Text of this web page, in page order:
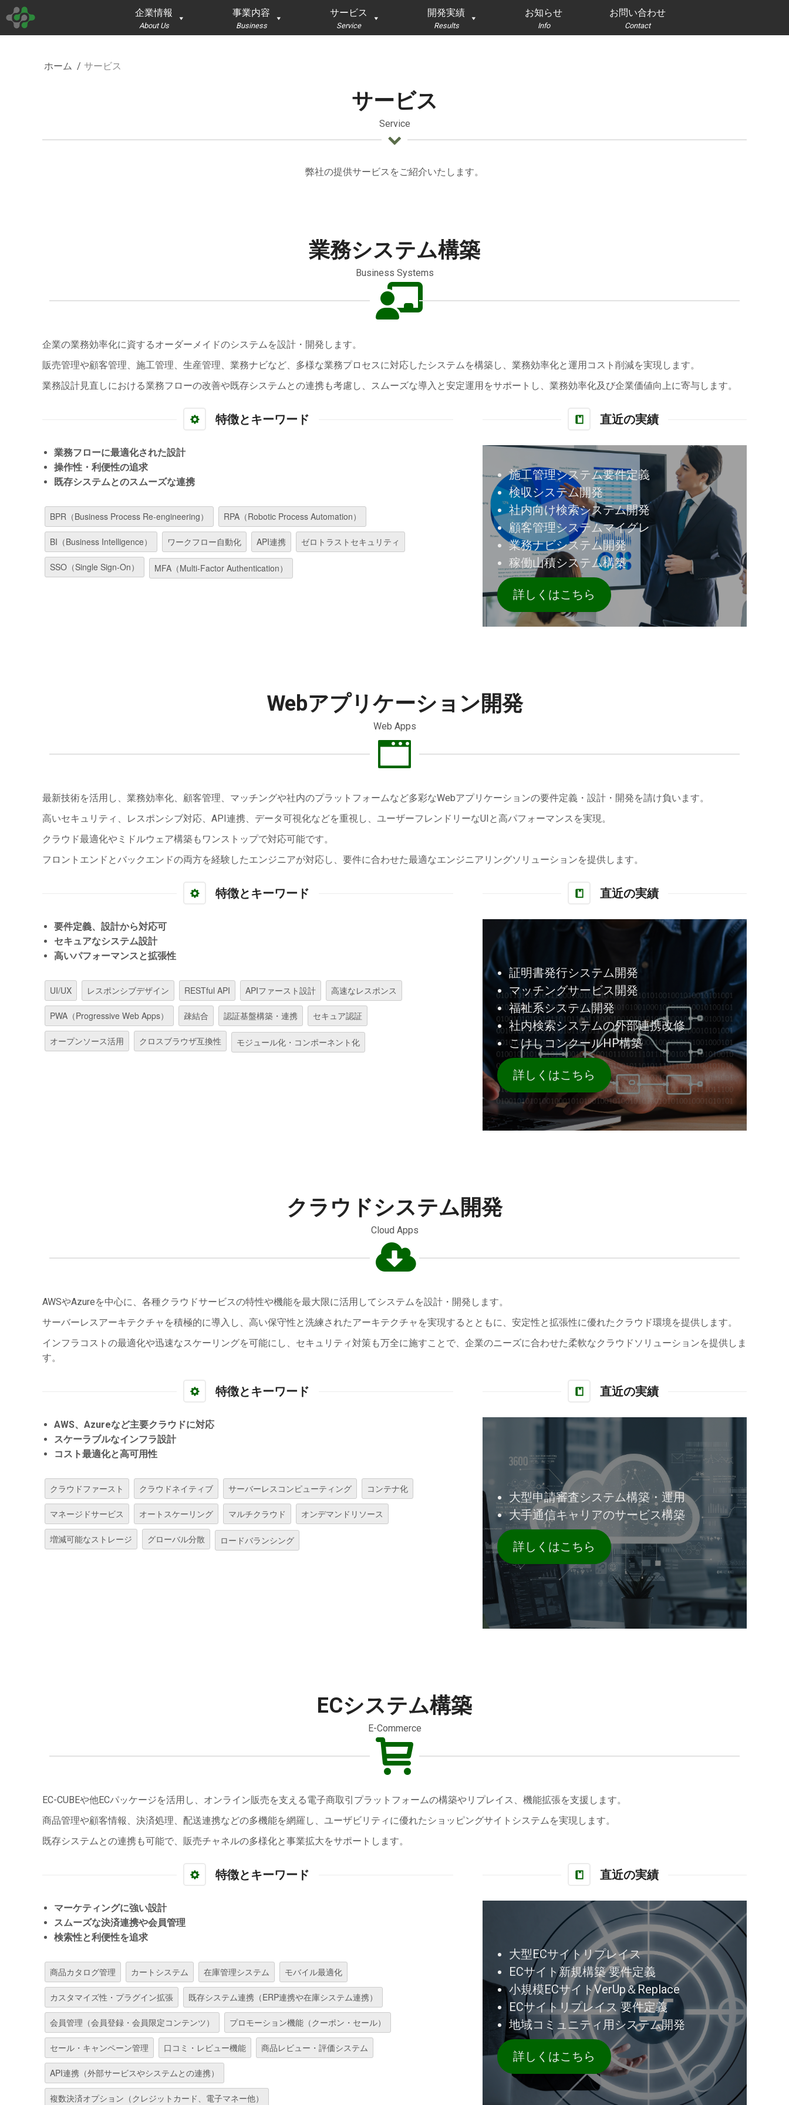
企業情報
About Us
事業内容
Business
サービス
Service
開発実績
Results
お知らせ
Info
お問い合わせ
Contact
現在地:
ホーム サービス
サービス
Service
弊社の提供サービスをご紹介いたします。
業務システム構築
Business Systems
企業の業務効率化に資するオーダーメイドのシステムを設計・開発します。
販売管理や顧客管理、施工管理、生産管理、業務ナビなど、多様な業務プロセスに対応したシステムを構築し、業務効率化と運用コスト削減を実現します。
業務設計見直しにおける業務フローの改善や既存システムとの連携も考慮し、スムーズな導入と安定運用をサポートし、業務効率化及び企業価値向上に寄与します。
特徴とキーワード
業務フローに最適化された設計
操作性・利便性の追求
既存システムとのスムーズな連携
BPR（Business Process Re-engineering） RPA（Robotic Process Automation）
BI（Business Intelligence） ワークフロー自動化 API連携 ゼロトラストセキュリティ
SSO（Single Sign-On） MFA（Multi-Factor Authentication）
直近の実績
施工管理システム要件定義
検収システム開発
社内向け検索システム開発
顧客管理システムマイグレ
業務ナビシステム開発
稼働山積システム構築
詳しくはこちら
Webアプリケーション開発
Web Apps
最新技術を活用し、業務効率化、顧客管理、マッチングや社内のプラットフォームなど多彩なWebアプリケーションの要件定義・設計・開発を請け負います。
高いセキュリティ、レスポンシブ対応、API連携、データ可視化などを重視し、ユーザーフレンドリーなUIと高パフォーマンスを実現。
クラウド最適化やミドルウェア構築もワンストップで対応可能です。
フロントエンドとバックエンドの両方を経験したエンジニアが対応し、要件に合わせた最適なエンジニアリングソリューションを提供します。
特徴とキーワード
要件定義、設計から対応可
セキュアなシステム設計
高いパフォーマンスと拡張性
UI/UX レスポンシブデザイン RESTful API APIファースト設計 高速なレスポンス
PWA（Progressive Web Apps） 疎結合 認証基盤構築・連携 セキュア認証
オープンソース活用 クロスブラウザ互換性 モジュール化・コンポーネント化
直近の実績
証明書発行システム開発
マッチングサービス開発
福祉系システム開発
社内検索システムの外部連携改修
こけしコンクールHP構築
詳しくはこちら
クラウドシステム開発
Cloud Apps
AWSやAzureを中心に、各種クラウドサービスの特性や機能を最大限に活用してシステムを設計・開発します。
サーバーレスアーキテクチャを積極的に導入し、高い保守性と洗練されたアーキテクチャを実現するとともに、安定性と拡張性に優れたクラウド環境を提供します。
インフラコストの最適化や迅速なスケーリングを可能にし、セキュリティ対策も万全に施すことで、企業のニーズに合わせた柔軟なクラウドソリューションを提供しま
す。
特徴とキーワード
AWS、Azureなど主要クラウドに対応
スケーラブルなインフラ設計
コスト最適化と高可用性
クラウドファースト クラウドネイティブ サーバーレスコンピューティング コンテナ化
マネージドサービス オートスケーリング マルチクラウド オンデマンドリソース
増減可能なストレージ グローバル分散 ロードバランシング
直近の実績
大型申請審査システム構築・運用
大手通信キャリアのサービス構築
詳しくはこちら
ECシステム構築
E-Commerce
EC-CUBEや他ECパッケージを活用し、オンライン販売を支える電子商取引プラットフォームの構築やリプレイス、機能拡張を支援します。
商品管理や顧客情報、決済処理、配送連携などの多機能を網羅し、ユーザビリティに優れたショッピングサイトシステムを実現します。
既存システムとの連携も可能で、販売チャネルの多様化と事業拡大をサポートします。
特徴とキーワード
マーケティングに強い設計
スムーズな決済連携や会員管理
検索性と利便性を追求
商品カタログ管理 カートシステム 在庫管理システム モバイル最適化
カスタマイズ性・プラグイン拡張 既存システム連携（ERP連携や在庫システム連携）
会員管理（会員登録・会員限定コンテンツ） プロモーション機能（クーポン・セール）
セール・キャンペーン管理 口コミ・レビュー機能 商品レビュー・評価システム
API連携（外部サービスやシステムとの連携）
複数決済オプション（クレジットカード、電子マネー他）
直近の実績
大型ECサイトリプレイス
ECサイト新規構築 要件定義
小規模ECサイトVerUp＆Replace
ECサイトリプレイス 要件定義
地域コミュニティ用システム開発
詳しくはこちら